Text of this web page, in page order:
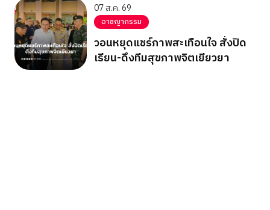
07 ส.ค. 69
อาชญากรรม
วอนหยุดแชร์ภาพสะเทือนใจ สั่งปิด
เรียน-ดึงทีมสุขภาพจิตเยียวยา